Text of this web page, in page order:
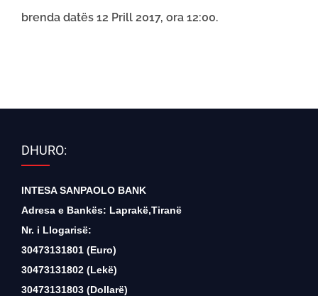
brenda datës 12 Prill 2017, ora 12:00.
DHURO:
INTESA SANPAOLO BANK
Adresa e Bankës: Laprakë,Tiranë
Nr. i Llogarisë:
30473131801 (Euro)
30473131802 (Lekë)
30473131803 (Dollarë)